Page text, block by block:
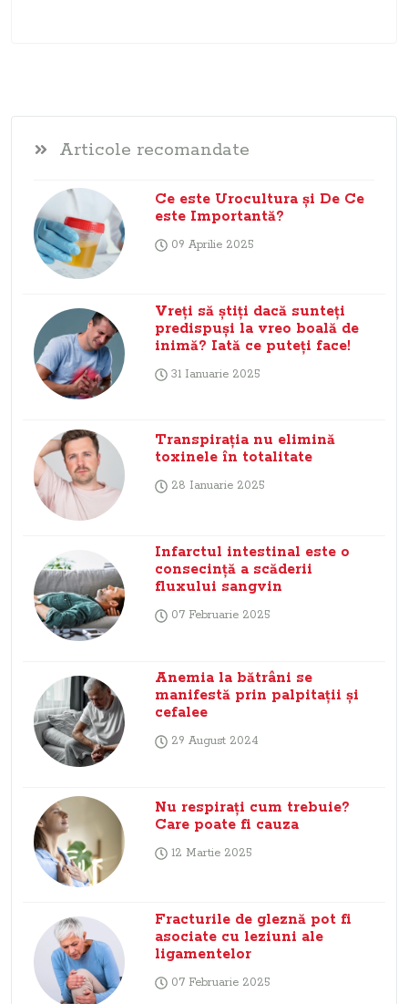
Articole recomandate
Ce este Urocultura și De Ce
este Importantă?
09 Aprilie 2025
Vreți să știți dacă sunteți
predispuși la vreo boală de
inimă? Iată ce puteți face!
31 Ianuarie 2025
Transpirația nu elimină
toxinele în totalitate
28 Ianuarie 2025
Infarctul intestinal este o
consecință a scăderii
fluxului sangvin
07 Februarie 2025
Anemia la bătrâni se
manifestă prin palpitații și
cefalee
29 August 2024
Nu respirați cum trebuie?
Care poate fi cauza
12 Martie 2025
Fracturile de gleznă pot fi
asociate cu leziuni ale
ligamentelor
07 Februarie 2025